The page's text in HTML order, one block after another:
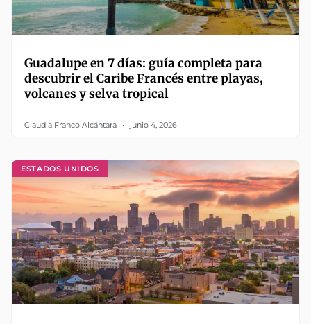
Guadalupe en 7 días: guía completa para
descubrir el Caribe Francés entre playas,
volcanes y selva tropical
Claudia Franco Alcántara junio 4, 2026
ESTADOS UNIDOS